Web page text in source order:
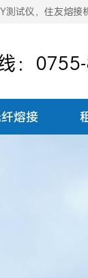
试仪，住友熔接
：
熔接